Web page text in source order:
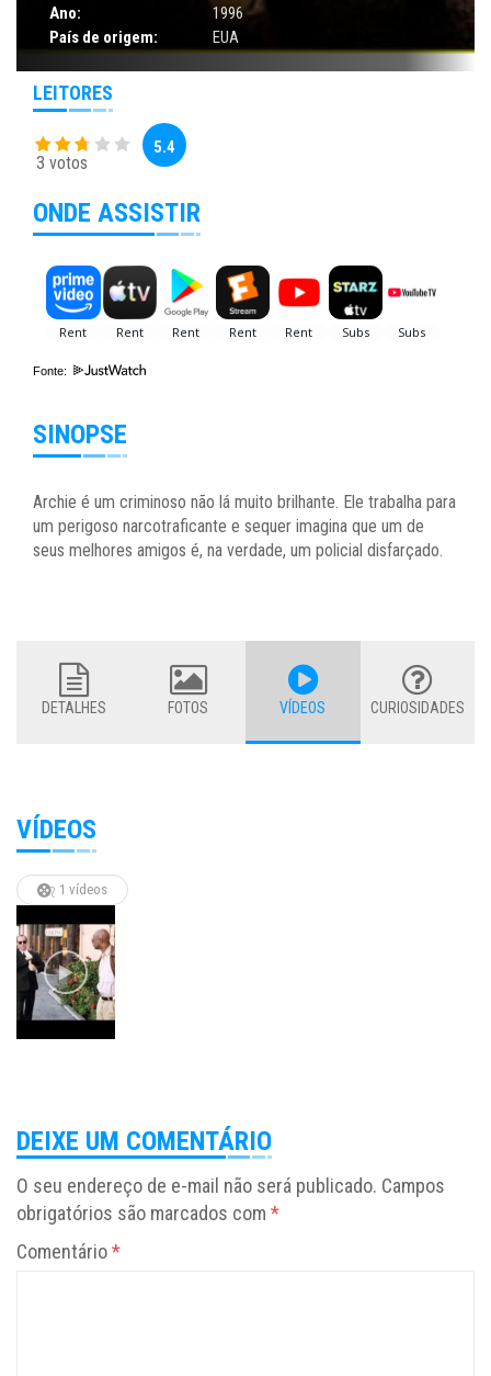
Ano:
1996
País de origem:
EUA
LEITORES
3 votos
5.4
ONDE ASSISTIR
Fonte:
SINOPSE
Archie é um criminoso não lá muito brilhante. Ele trabalha para
um perigoso narcotraficante e sequer imagina que um de
seus melhores amigos é, na verdade, um policial disfarçado.
DETALHES FOTOS VÍDEOS CURIOSIDADES
VÍDEOS
1 vídeos
DEIXE UM COMENTÁRIO
O seu endereço de e-mail não será publicado. Campos
obrigatórios são marcados com *
Comentário*